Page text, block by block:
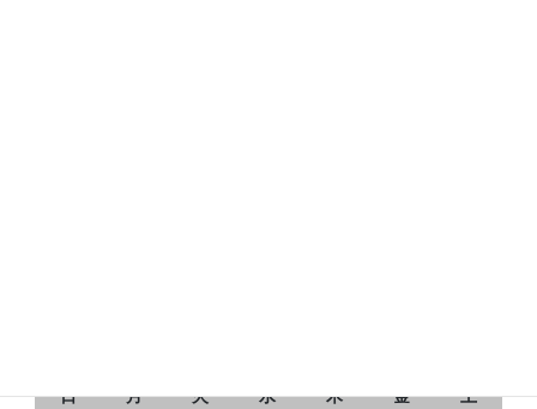
日 月 火 水 木 金
土